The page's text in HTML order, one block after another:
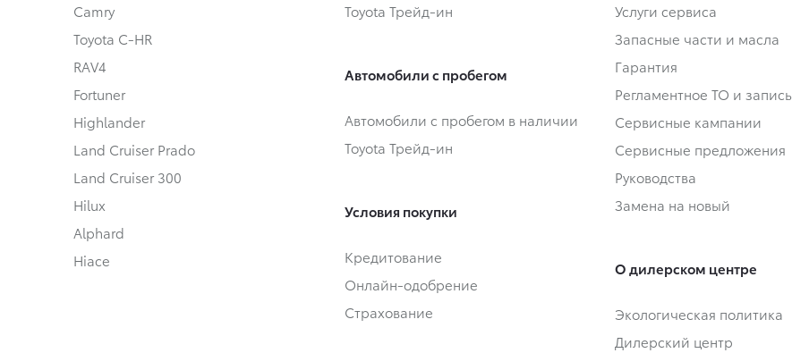
Camry
Toyota C-HR
RAV4
Fortuner
Highlander
Land Cruiser Prado
Land Cruiser 300
Hilux
Alphard
Hiace
Toyota Трейд-ин
Автомобили с пробегом
Автомобили с пробегом в наличии
Toyota Трейд-ин
Условия покупки
Кредитование
Онлайн-одобрение
Страхование
Услуги сервиса
Запасные части и масла
Гарантия
Регламентное ТО и запись
Сервисные кампании
Сервисные предложения
Руководства
Замена на новый
О дилерском центре
Экологическая политика
Дилерский центр